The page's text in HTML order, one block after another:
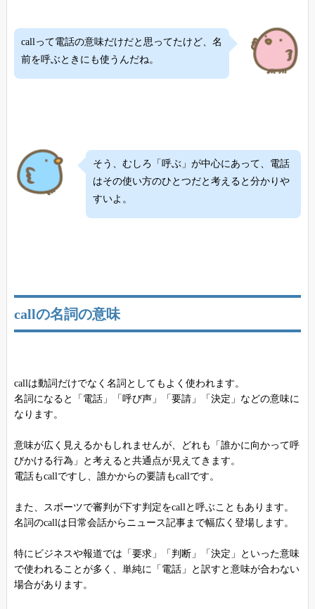
callって電話の意味だけだと思ってたけど、名
前を呼ぶときにも使うんだね。
そう、むしろ「呼ぶ」が中心にあって、電話
はその使い方のひとつだと考えると分かりや
すいよ。
callの名詞の意味
callは動詞だけでなく名詞としてもよく使われます。
名詞になると「電話」「呼び声」「要請」「決定」などの意味に
なります。
意味が広く見えるかもしれませんが、どれも「誰かに向かって呼
びかける行為」と考えると共通点が見えてきます。
電話もcallですし、誰かからの要請もcallです。
また、スポーツで審判が下す判定をcallと呼ぶこともあります。
名詞のcallは日常会話からニュース記事まで幅広く登場します。
特にビジネスや報道では「要求」「判断」「決定」といった意味
で使われることが多く、単純に「電話」と訳すと意味が合わない
場合があります。